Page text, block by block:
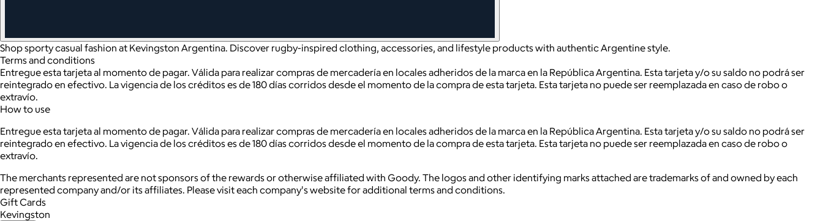
Shop sporty casual fashion at Kevingston Argentina. Discover rugby-inspired clothing, accessories, and lifestyle products with authentic Argentine style.
Terms and conditions
Entregue esta tarjeta al momento de pagar. Válida para realizar compras de mercadería en locales adheridos de la marca en la República Argentina. Esta tarjeta y/o su saldo no podrá ser
reintegrado en efectivo. La vigencia de los créditos es de 180 días corridos desde el momento de la compra de esta tarjeta. Esta tarjeta no puede ser reemplazada en caso de robo o
extravío.
How to use
Entregue esta tarjeta al momento de pagar. Válida para realizar compras de mercadería en locales adheridos de la marca en la República Argentina. Esta tarjeta y/o su saldo no podrá ser
reintegrado en efectivo. La vigencia de los créditos es de 180 días corridos desde el momento de la compra de esta tarjeta. Esta tarjeta no puede ser reemplazada en caso de robo o
extravío.
The merchants represented are not sponsors of the rewards or otherwise affiliated with Goody. The logos and other identifying marks attached are trademarks of and owned by each
represented company and/or its affiliates. Please visit each company's website for additional terms and conditions.
Gift Cards
Kevingston